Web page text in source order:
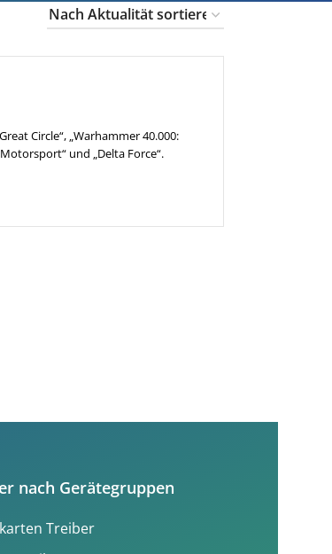
Circle“, „Warhammer 40.000:
und „Delta Force“.
nach Gerätegruppen
Treiber